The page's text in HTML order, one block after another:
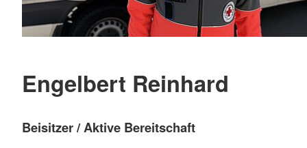
Engelbert Reinhard
Beisitzer / Aktive Bereitschaft